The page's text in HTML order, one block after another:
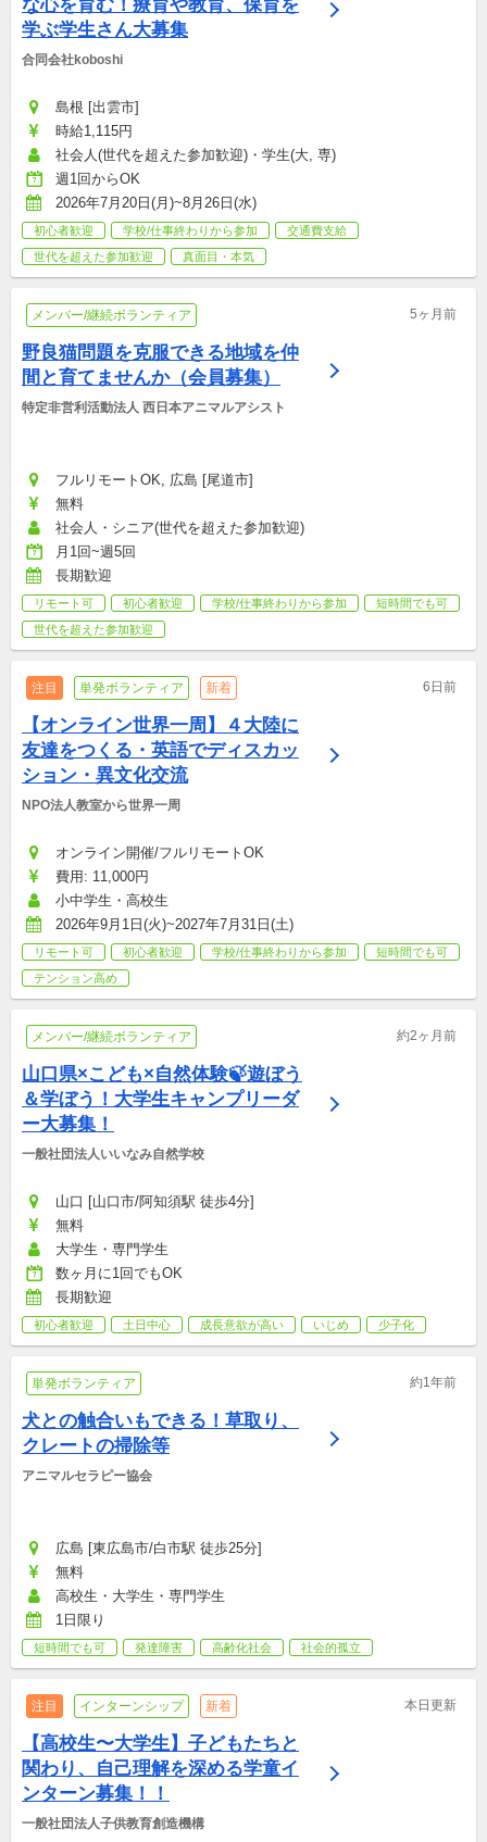
な心を育む！療育や教育、保育を
学ぶ学生さん大募集
合同会社koboshi
島根 [出雲市]
時給1,115円
社会人(世代を超えた参加歓迎)・学生(大, 専)
週1回からOK
2026年7月20日(月)~8月26日(水)
初心者歓迎 学校/仕事終わりから参加
交通費支給
世代を超えた参加歓迎
真面目・本気
メンバー/継続ボランティア 5ヶ月前
野良猫問題を克服できる地域を仲
間と育てませんか（会員募集）
特定非営利活動法人 西日本アニマルアシスト
フルリモートOK, 広島 [尾道市]
無料
社会人・シニア(世代を超えた参加歓迎)
月1回~週5回
長期歓迎
リモート可 初心者歓迎 学校/仕事終わりから参加
短時間でも可
世代を超えた参加歓迎
注目 単発ボランティア 新着 6日前
【オンライン世界一周】４大陸に
友達をつくる・英語でディスカッ
ション・異文化交流
NPO法人教室から世界一周
オンライン開催/フルリモートOK
費用: 11,000円
小中学生・高校生
2026年9月1日(火)~2027年7月31日(土)
リモート可 初心者歓迎 学校/仕事終わりから参加
短時間でも可
テンション高め
メンバー/継続ボランティア 約2ヶ月前
山口県×こども×自然体験🍃遊ぼう
＆学ぼう！大学生キャンプリーダ
ー大募集！
一般社団法人いいなみ自然学校
山口 [山口市/阿知須駅 徒歩4分]
無料
大学生・専門学生
数ヶ月に1回でもOK
長期歓迎
初心者歓迎 土日中心 成長意欲が高い いじめ 少子化
単発ボランティア 約1年前
犬との触合いもできる！草取り、
クレートの掃除等
アニマルセラピー協会
広島 [東広島市/白市駅 徒歩25分]
無料
高校生・大学生・専門学生
1日限り
短時間でも可 発達障害 高齢化社会 社会的孤立
注目 インターンシップ 新着 本日更新
【高校生〜大学生】子どもたちと
関わり、自己理解を深める学童イ
ンターン募集！！
一般社団法人子供教育創造機構